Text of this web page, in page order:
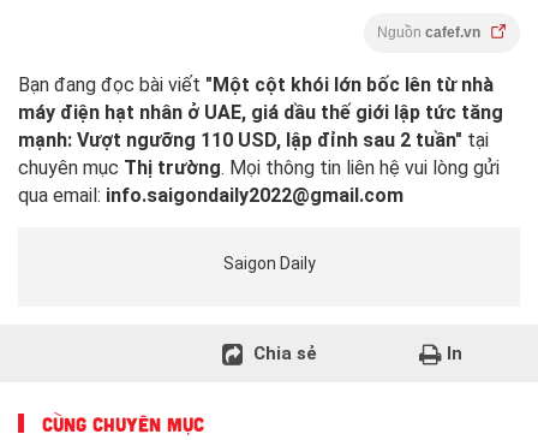
Nguồn cafef.vn
Bạn đang đọc bài viết "Một cột khói lớn bốc lên từ nhà
máy điện hạt nhân ở UAE, giá dầu thế giới lập tức tăng
mạnh: Vượt ngưỡng 110 USD, lập đỉnh sau 2 tuần" tại
chuyên mục Thị trường. Mọi thông tin liên hệ vui lòng gửi
qua email: info.saigondaily2022@gmail.com
Saigon Daily
Chia sẻ In
CÙNG CHUYÊN MỤC